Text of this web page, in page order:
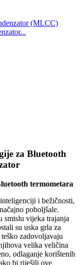
za Bluetooth
termometara
i bežičnosti,
poboljšale.
smislu vijeka trajanja
su uska grla za
zadovoljavaju
velika veličina
odlaganje korištenih
bi riješili ove